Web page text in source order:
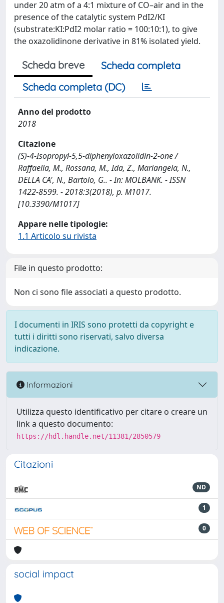
under 20 atm of a 4:1 mixture of CO–air and in the
presence of the catalytic system PdI2/KI
(substrate:KI:PdI2 molar ratio = 100:10:1), to give
the oxazolidinone derivative in 81% isolated yield.
Scheda breve
Scheda completa
Scheda completa (DC)
Anno del prodotto
2018
Citazione
(S)-4-Isopropyl-5,5-diphenyloxazolidin-2-one /
Raffaella, M., Rossana, M., Ida, Z., Mariangela, N.,
DELLA CA', N., Bartolo, G.. - In: MOLBANK. - ISSN
1422-8599. - 2018:3(2018), p. M1017.
[10.3390/M1017]
Appare nelle tipologie:
1.1 Articolo su rivista
File in questo prodotto:
Non ci sono file associati a questo prodotto.
I documenti in IRIS sono protetti da copyright e
tutti i diritti sono riservati, salvo diversa
indicazione.
Informazioni
Utilizza questo identificativo per citare o creare un
link a questo documento:
https://hdl.handle.net/11381/2850579
Citazioni
ND
1
0
social impact